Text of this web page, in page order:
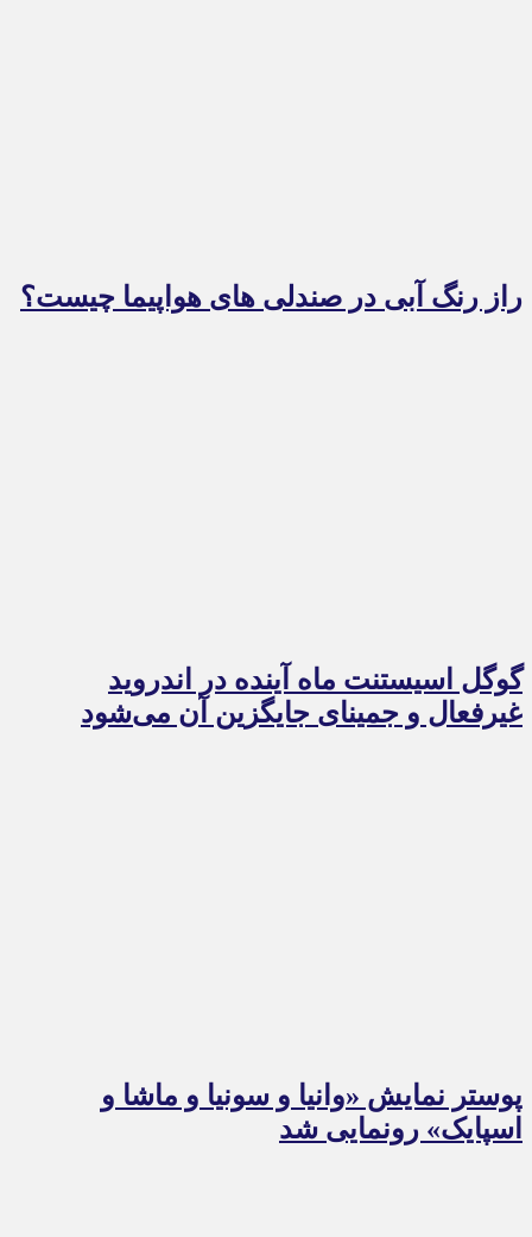
راز رنگ آبی در صندلی های هواپیما چیست؟
گوگل اسیستنت ماه آینده در اندروید
غیرفعال و جمینای جایگزین آن می‌شود
پوستر نمایش «وانیا و سونیا و ماشا و
اسپایک» رونمایی شد